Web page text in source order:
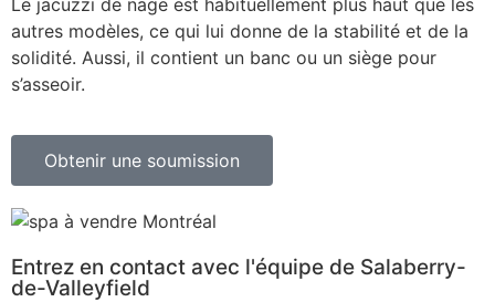
autres modèles, ce qui lui donne de la stabilité et de la
solidité. Aussi, il contient un banc ou un siège pour
s’asseoir.
Obtenir une soumission
Entrez en contact avec l'équipe de Salaberry-
de-Valleyfield